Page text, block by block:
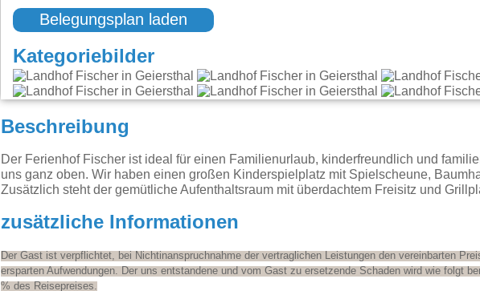
Belegungsplan laden
Kategoriebilder
Beschreibung
Der Ferienhof Fischer ist ideal für einen Familienurlaub, kinderfreundlich und
uns ganz oben. Wir haben einen großen Kinderspielplatz mit Spielscheune,
Zusätzlich steht der gemütliche Aufenthaltsraum mit überdachtem Freisitz und
zusätzliche Informationen
Der Gast ist verpflichtet, bei Nichtinanspruchnahme der vertraglichen Leistungen den vereinbarten
ersparten Aufwendungen. Der uns entstandene und vom Gast zu ersetzende Schaden wird wie folgt
% des Reisepreises.